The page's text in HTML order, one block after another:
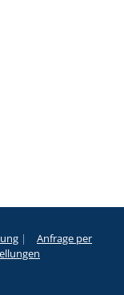
|
Anfrage per